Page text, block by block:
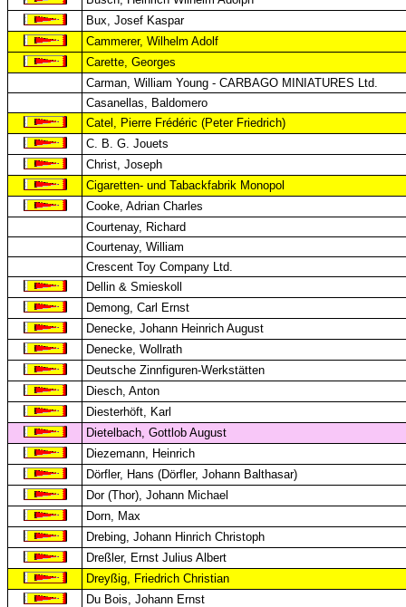
Bux, Josef Kaspar
Cammerer, Wilhelm Adolf
Carette, Georges
Carman, William Young - CARBAGO MINIATURES Ltd.
Casanellas, Baldomero
Catel, Pierre Frédéric (Peter Friedrich)
C. B. G. Jouets
Christ, Joseph
Cigaretten- und Tabackfabrik Monopol
Cooke, Adrian Charles
Courtenay, Richard
Courtenay, William
Crescent Toy Company Ltd.
Dellin & Smieskoll
Demong, Carl Ernst
Denecke, Johann Heinrich August
Denecke, Wollrath
Deutsche Zinnfiguren-Werkstätten
Diesch, Anton
Diesterhöft, Karl
Dietelbach, Gottlob August
Diezemann, Heinrich
Dörfler, Hans (Dörfler, Johann Balthasar)
Dor (Thor), Johann Michael
Dorn, Max
Drebing, Johann Hinrich Christoph
Dreßler, Ernst Julius Albert
Dreyßig, Friedrich Christian
Du Bois, Johann Ernst